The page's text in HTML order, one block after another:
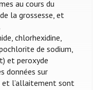
au cours du
la grossesse, et
chlorhexidine,
de sodium,
et peroxyde
données sur
et l’allaitement sont